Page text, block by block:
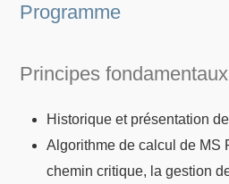
Programme
Principes fondamentaux
Historique et présentation
Algorithme de calcul de MS
chemin critique, la gestion